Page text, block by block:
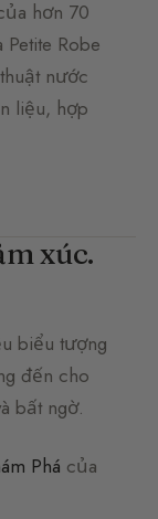
hơn 70
Robe
nước
liệu, hợp
xúc.
biểu tượng
đến cho
bất ngờ.
Phá của